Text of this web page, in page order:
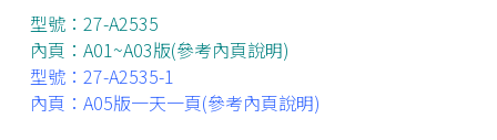
型號：27-A2535
內頁：A01~A03版(參考內頁說明)
型號：27-A2535-1
內頁：A05版一天一頁(參考內頁說明)